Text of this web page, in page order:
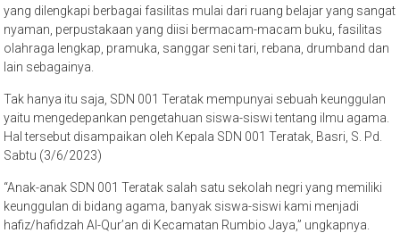
yang dilengkapi berbagai fasilitas mulai dari ruang belajar yang sangat
nyaman, perpustakaan yang diisi bermacam-macam buku, fasilitas
olahraga lengkap, pramuka, sanggar seni tari, rebana, drumband dan
lain sebagainya.
Tak hanya itu saja, SDN 001 Teratak mempunyai sebuah keunggulan
yaitu mengedepankan pengetahuan siswa-siswi tentang ilmu agama.
Hal tersebut disampaikan oleh Kepala SDN 001 Teratak, Basri, S. Pd.
Sabtu (3/6/2023)
“Anak-anak SDN 001 Teratak salah satu sekolah negri yang memiliki
keunggulan di bidang agama, banyak siswa-siswi kami menjadi
hafiz/hafidzah Al-Qur’an di Kecamatan Rumbio Jaya,” ungkapnya.